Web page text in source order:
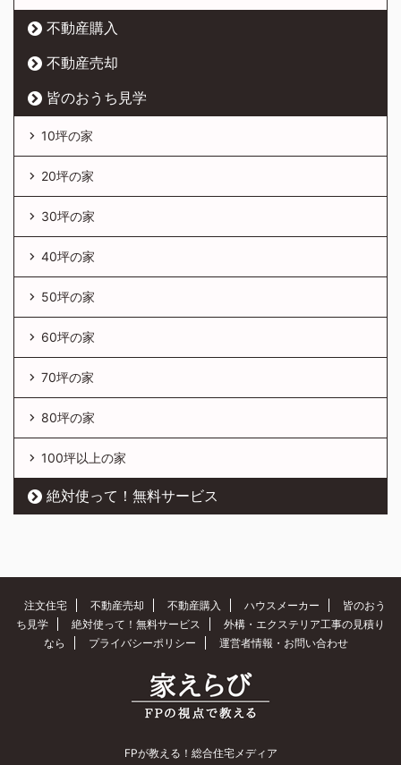
不動産購入
不動産売却
皆のおうち見学
10坪の家
20坪の家
30坪の家
40坪の家
50坪の家
60坪の家
70坪の家
80坪の家
100坪以上の家
絶対使って！無料サービス
注文住宅 不動産売却 不動産購入 ハウスメーカー
皆のおう
ち見学
絶対使って！無料サービス
外構・エクステリア工事の見積り
なら
プライバシーポリシー 運営者情報・お問い合わせ
FPが教える！総合住宅メディア